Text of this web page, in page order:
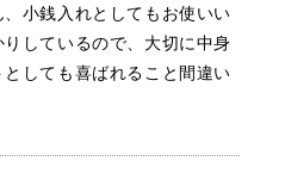
小銭入れとしてもお使いい
しているので、大切に中身
としても喜ばれること間違い